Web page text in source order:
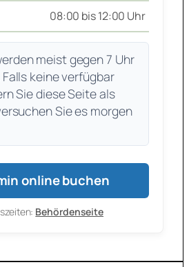
08:00 bis 12:00 Uhr
meist gegen 7 Uhr
keine verfügbar
Sie diese Seite als
Sie es morgen
online buchen
Behördenseite